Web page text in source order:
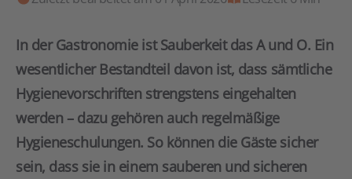
In der Gastronomie ist Sauberkeit das A und O. Ein
wesentlicher Bestandteil davon ist, dass sämtliche
Hygienevorschriften strengstens eingehalten
werden – dazu gehören auch regelmäßige
Hygieneschulungen. So können die Gäste sicher
sein, dass sie in einem sauberen und sicheren